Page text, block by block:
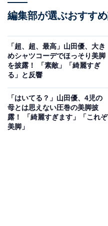
編集部が選ぶおすす
「超、超、最高」山田優、大き
めシャツコーデでほっそり美脚
を披露！ 「素敵」「綺麗すぎ
る」と反響
「はいてる？」山田優、4児の
母とは思えない圧巻の美脚披
露！ 「綺麗すぎます」「これぞ
美脚」